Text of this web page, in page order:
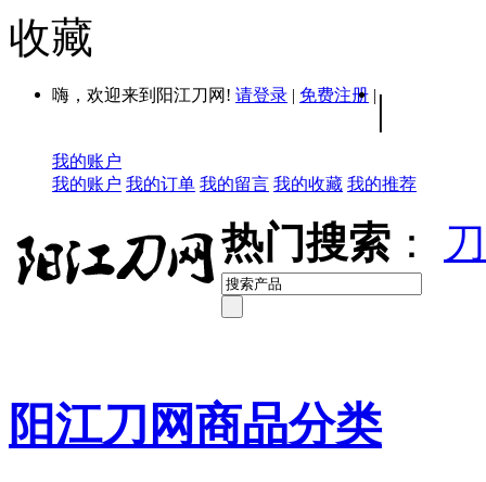
收藏
嗨，欢迎来到阳江刀网! 请登录 | 免费注册 | |
我的账户
我的账户 我的订单 我的留言 我的收藏 我的推荐
热门搜索 ：
阳江刀网商品分类